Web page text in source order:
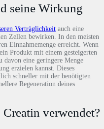
seine Wirkung
Verträglichkeit auch eine
Zellen bewirken. In den meisten
Einnahmemenge erreicht. Wenn
Produkt mit einem gesteigerten
davon eine geringere Menge
erzielen kannst. Dieses
schneller mit der benötigten
Regeneration deines
verwendet?